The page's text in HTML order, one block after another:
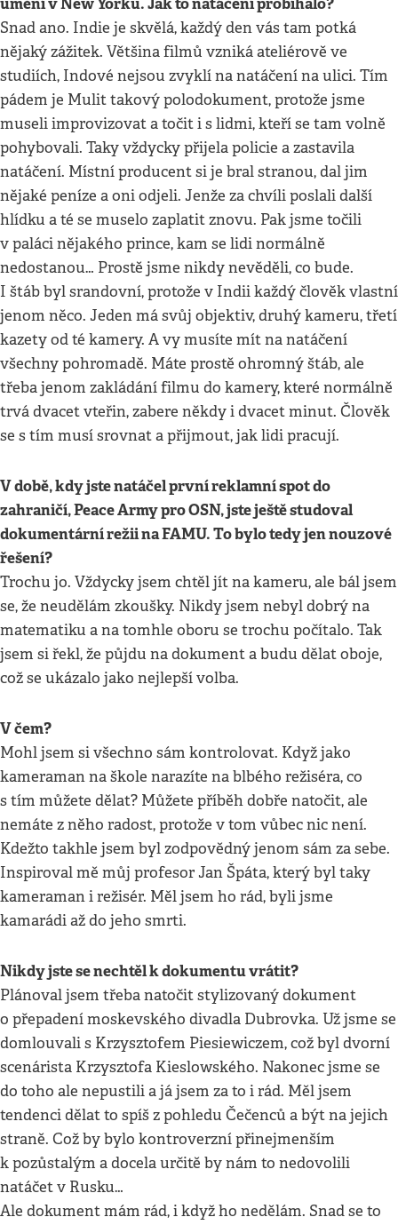
Snad ano. Indie je skvělá, každý den vás tam potká
nějaký zážitek. Většina filmů vzniká ateliérově ve
studiích, Indové nejsou zvyklí na natáčení na ulici. Tím
pádem je Mulit takový polodokument, protože jsme
museli improvizovat a točit i s lidmi, kteří se tam volně
pohybovali. Taky vždycky přijela policie a zastavila
natáčení. Místní producent si je bral stranou, dal jim
nějaké peníze a oni odjeli. Jenže za chvíli poslali další
hlídku a té se muselo zaplatit znovu. Pak jsme točili
v paláci nějakého prince, kam se lidi normálně
nedostanou… Prostě jsme nikdy nevěděli, co bude.
I štáb byl srandovní, protože v Indii každý člověk vlastní
jenom něco. Jeden má svůj objektiv, druhý kameru, třetí
kazety od té kamery. A vy musíte mít na natáčení
všechny pohromadě. Máte prostě ohromný štáb, ale
třeba jenom zakládání filmu do kamery, které normálně
trvá dvacet vteřin, zabere někdy i dvacet minut. Člověk
se s tím musí srovnat a přijmout, jak lidi pracují.
V době, kdy jste natáčel první reklamní spot do
zahraničí, Peace Army pro OSN, jste ještě studoval
dokumentární režii na FAMU. To bylo tedy jen nouzové
řešení?
Trochu jo. Vždycky jsem chtěl jít na kameru, ale bál jsem
se, že neudělám zkoušky. Nikdy jsem nebyl dobrý na
matematiku a na tomhle oboru se trochu počítalo. Tak
jsem si řekl, že půjdu na dokument a budu dělat oboje,
což se ukázalo jako nejlepší volba.
V čem?
Mohl jsem si všechno sám kontrolovat. Když jako
kameraman na škole narazíte na blbého režiséra, co
s tím můžete dělat? Můžete příběh dobře natočit, ale
nemáte z něho radost, protože v tom vůbec nic není.
Kdežto takhle jsem byl zodpovědný jenom sám za sebe.
Inspiroval mě můj profesor Jan Špáta, který byl taky
kameraman i režisér. Měl jsem ho rád, byli jsme
kamarádi až do jeho smrti.
Nikdy jste se nechtěl k dokumentu vrátit?
Plánoval jsem třeba natočit stylizovaný dokument
o přepadení moskevského divadla Dubrovka. Už jsme se
domlouvali s Krzysztofem Piesiewiczem, což byl dvorní
scenárista Krzysztofa Kieslowského. Nakonec jsme se
do toho ale nepustili a já jsem za to i rád. Měl jsem
tendenci dělat to spíš z pohledu Čečenců a být na jejich
straně. Což by bylo kontroverzní přinejmenším
k pozůstalým a docela určitě by nám to nedovolili
natáčet v Rusku…
Ale dokument mám rád, i když ho nedělám. Snad se to